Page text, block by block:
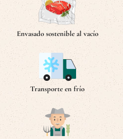
Envasado sostenible al vacío
Transporte en frío